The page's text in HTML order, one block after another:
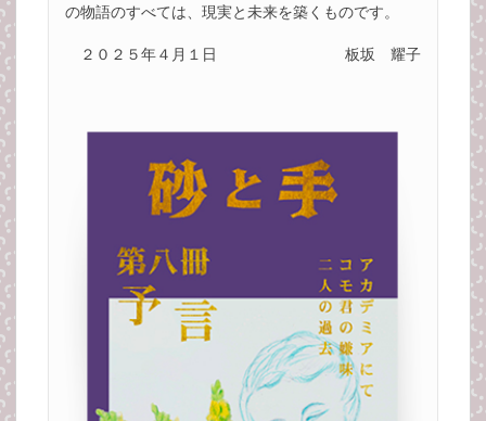
の物語のすべては、現実と未来を築くものです。
２０２５年４月１日 板坂 耀子